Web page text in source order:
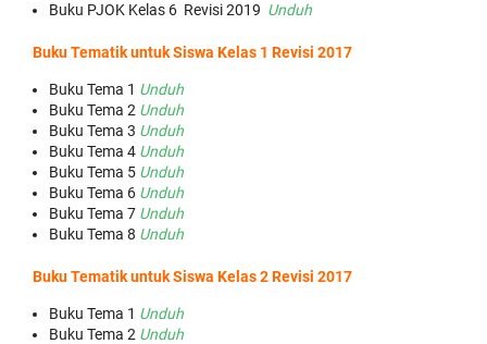
Buku PJOK Kelas 6 Revisi 2019 Unduh
Buku Tematik untuk Siswa Kelas 1 Revisi 2017
Buku Tema 1 Unduh
Buku Tema 2 Unduh
Buku Tema 3 Unduh
Buku Tema 4 Unduh
Buku Tema 5 Unduh
Buku Tema 6 Unduh
Buku Tema 7 Unduh
Buku Tema 8 Unduh
Buku Tematik untuk Siswa Kelas 2 Revisi 2017
Buku Tema 1 Unduh
Buku Tema 2 Unduh